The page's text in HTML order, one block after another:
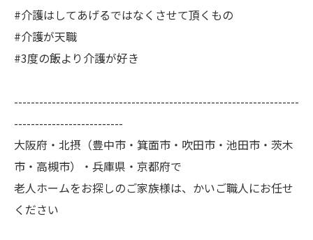
#介護はしてあげるではなくさせて頂くもの
#介護が天職
#3度の飯より介護が好き
--------------------------------------------------------------------
--------------------------
大阪府・北摂（豊中市・箕面市・吹田市・池田市・茨木
市・高槻市）・兵庫県・京都府で
老人ホームをお探しのご家族様は、かいご職人にお任せ
ください